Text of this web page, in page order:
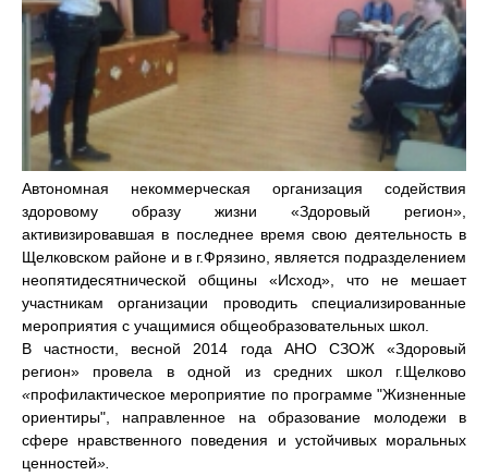
Автономная некоммерческая организация содействия
здоровому образу жизни «Здоровый регион»,
активизировавшая в последнее время свою деятельность в
Щелковском районе и в г.Фрязино, является подразделением
неопятидесятнической общины «Исход», что не мешает
участникам организации проводить специализированные
мероприятия с учащимися общеобразовательных школ.
В частности, весной 2014 года АНО СЗОЖ «Здоровый
регион» провела в одной из средних школ г.Щелково
«профилактическое мероприятие по программе "Жизненные
ориентиры", направленное на образование молодежи в
сфере нравственного поведения и устойчивых моральных
ценностей».